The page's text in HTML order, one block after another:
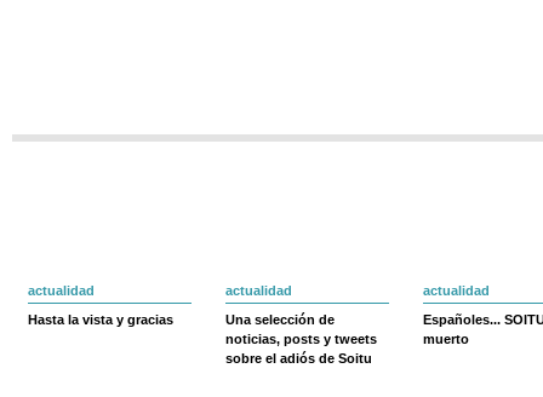
actualidad
Hasta la vista y gracias
actualidad
Una selección de
noticias, posts y tweets
sobre el adiós de Soitu
actualidad
Españoles...
muerto